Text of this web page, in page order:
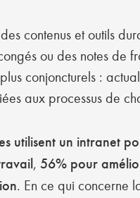
contenus et outils
ou des notes de
conjoncturels :
aux processus de
utilisent un intranet
, 56% pour
. En ce qui concerne